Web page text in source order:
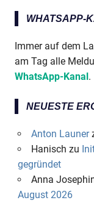
WHATSAPP-
Immer auf dem
am Tag alle
WhatsApp-Kanal.
NEUESTE
Anton Launer
Hanisch zu
gegründet
Anna
August 2026